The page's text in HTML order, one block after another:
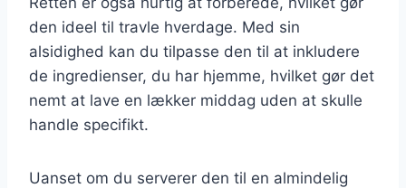
den ideel til travle hverdage. Med sin
alsidighed kan du tilpasse den til at inkludere
de ingredienser, du har hjemme, hvilket gør det
nemt at lave en lækker middag uden at skulle
handle specifikt.
Uanset om du serverer den til en almindelig